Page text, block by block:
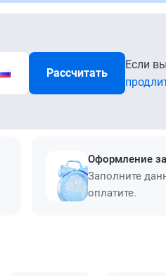
Рассчитать
Если
Оформление
Заполните
оплатите.